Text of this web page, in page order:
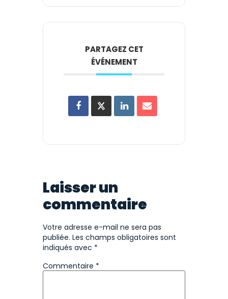
PARTAGEZ CET
ÉVÉNEMENT
Laisser un
commentaire
Votre adresse e-mail ne sera pas
publiée. Les champs obligatoires sont
indiqués avec *
Commentaire *